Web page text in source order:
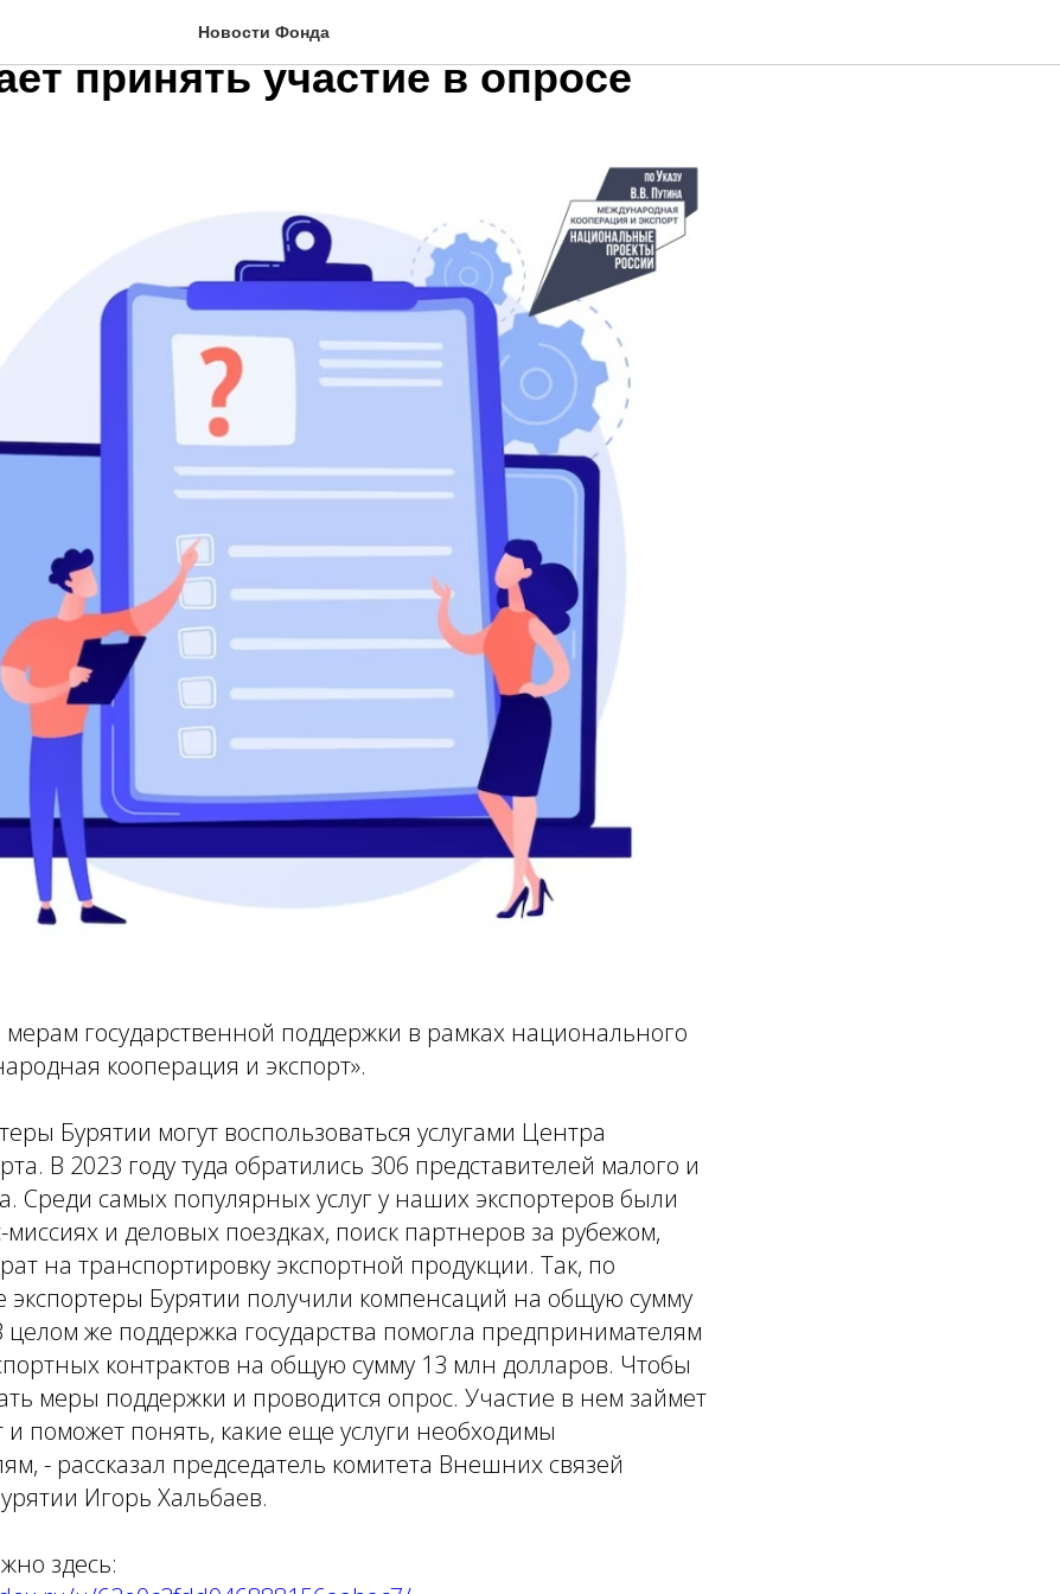
Новости Фонда
экспортный центр
принять участие в опросе
государственной поддержки в рамках национального
кооперация и экспорт».
Бурятии могут воспользоваться услугами Центра
В 2023 году туда обратились 306 представителей малого и
Среди самых популярных услуг у наших экспортеров были
миссиях и деловых поездках, поиск партнеров за рубежом,
на транспортировку экспортной продукции. Так, по
экспортеры Бурятии получили компенсаций на общую сумму
целом же поддержка государства помогла предпринимателям
контрактов на общую сумму 13 млн долларов. Чтобы
меры поддержки и проводится опрос. Участие в нем займет
и поможет понять, какие еще услуги необходимы
- рассказал председатель комитета Внешних связей
Игорь Хальбаев.
здесь: